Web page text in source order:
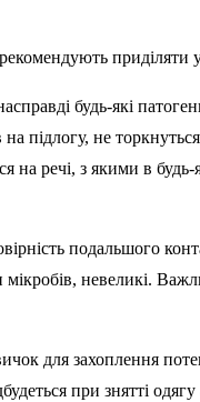
будь-які
підлогу, не
на речі, з якими в
подальшого
невеликі.
для захоплення
при знятті